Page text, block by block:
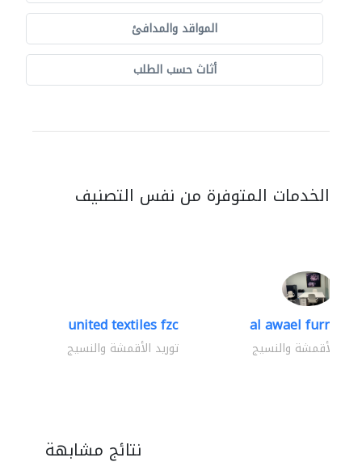
المواقد والمدافئ
أثاث حسب الطلب
الخدمات المتوفرة من نفس التصنيف
united textiles fzc
توريد الأقمشة والنسيج
al awael
الأقمشة والنسيج
نتائج مشابهة